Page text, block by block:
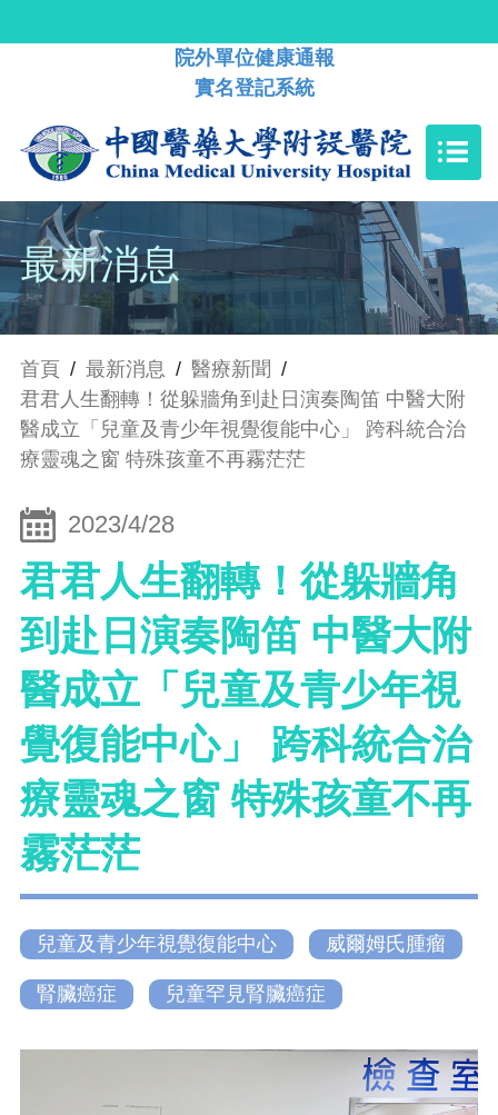
院外單位健康通報
實名登記系統
最新消息
首頁 / 最新消息 / 醫療新聞 /
君君人生翻轉！從躲牆角到赴日演奏陶笛 中醫大附
醫成立「兒童及青少年視覺復能中心」 跨科統合治
療靈魂之窗 特殊孩童不再霧茫茫
2023/4/28
君君人生翻轉！從躲牆角
到赴日演奏陶笛 中醫大附
醫成立「兒童及青少年視
覺復能中心」 跨科統合治
療靈魂之窗 特殊孩童不再
霧茫茫
兒童及青少年視覺復能中心 威爾姆氏腫瘤
腎臟癌症 兒童罕見腎臟癌症